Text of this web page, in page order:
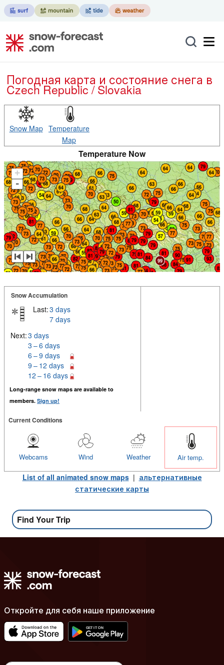
Погодная карта и состояние снега в
Czech Republic / Slovakia
Snow Map Temperature
Map
Temperature Now
+
-
Snow Accumulation
Last:3 days
7 days
Next:3 days
3 – 6 days
6 – 9 days
9 – 12 days
12 – 16 days
Long-range snow maps are available to
members. Sign up!
Current Conditions
Air temp.
Weather
Wind
Webcams
List of all animated snow maps| альтернативные
статические карты
Find Your Trip
Откройте для себя наше приложение